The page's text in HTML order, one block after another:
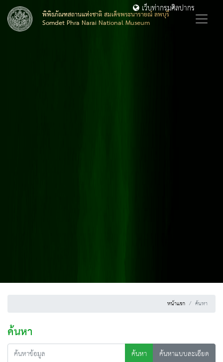
พิพิธภัณฑสถานแห่งชาติ สมเด็จพระนารายณ์ ลพบุรี
Somdet Phra Narai National Museum
เว็บท่ากรมศิลปากร
หน้าแรก ค้นหา
ค้นหา
ค้นหา
ค้นหาแบบละเอียด